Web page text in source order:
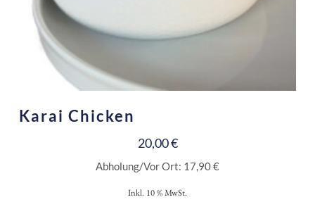
Karai Chicken
20,00€
Abholung/Vor Ort: 17,90€
Inkl. 10 % MwSt.